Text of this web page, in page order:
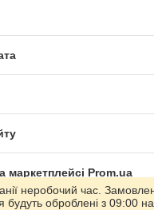
маркетплейсі Prom.ua
неробочий час.
будуть оброблені з 09:00